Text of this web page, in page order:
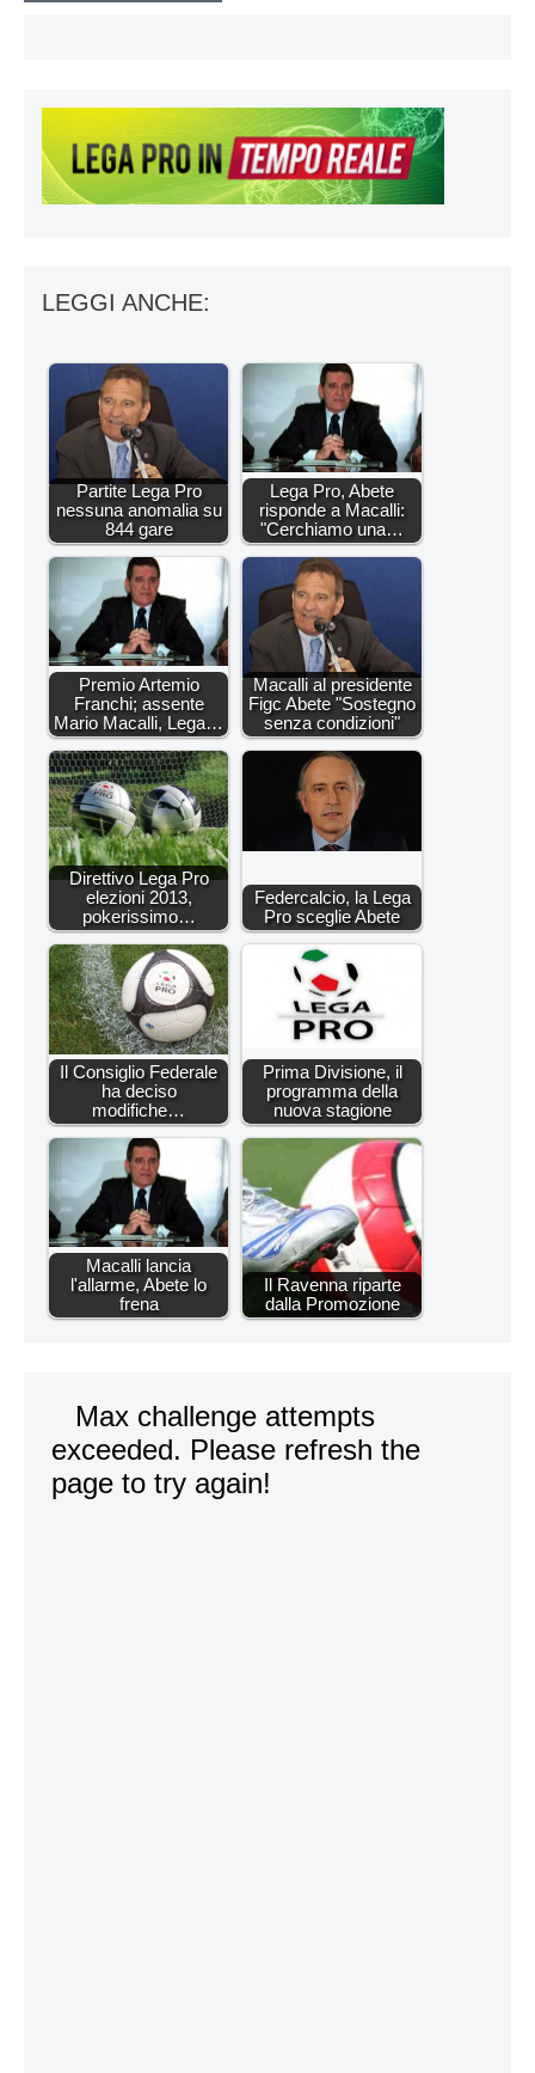
LEGGI ANCHE:
Partite Lega Pro
nessuna anomalia su
844 gare
Lega Pro, Abete
risponde a Macalli:
"Cerchiamo una…
Premio Artemio
Franchi; assente
Mario Macalli, Lega…
Macalli al presidente
Figc Abete "Sostegno
senza condizioni"
Direttivo Lega Pro
elezioni 2013,
pokerissimo…
Federcalcio, la Lega
Pro sceglie Abete
Il Consiglio Federale
ha deciso
modifiche…
Prima Divisione, il
programma della
nuova stagione
Macalli lancia
l'allarme, Abete lo
frena
Il Ravenna riparte
dalla Promozione